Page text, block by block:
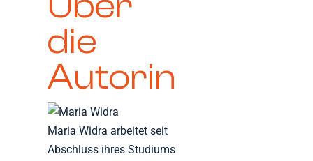
die
Autorin
Maria Widra arbeitet seit
Abschluss ihres Studiums